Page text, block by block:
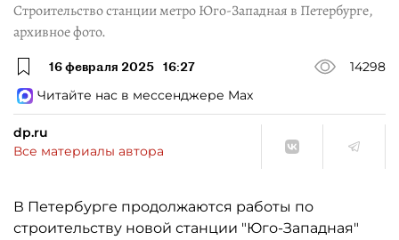
Строительство станции метро Юго-Западная в Петербурге,
архивное фото.
16 февраля 2025 16:27
14298
Читайте нас в мессенджере Max
dp.ru
Все материалы автора
В Петербурге продолжаются работы по
строительству новой станции "Юго-Западная"